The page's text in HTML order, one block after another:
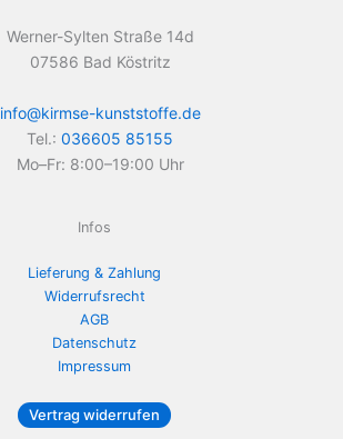
Werner-Sylten Straße 14d
07586 Bad Köstritz
info@kirmse-kunststoffe.de
Tel.: 036605 85155
Mo–Fr: 8:00–19:00 Uhr
Infos
Lieferung & Zahlung
Widerrufsrecht
AGB
Datenschutz
Impressum
Vertrag widerrufen